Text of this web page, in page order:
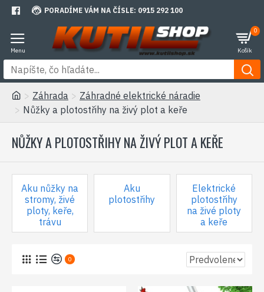
PORADÍME VÁM NA ČÍSLE: 0915 292 100
0
Záhrada
Záhradné elektrické náradie
Nůžky a plotostřihy na živý plot a keře
NŮŽKY A PLOTOSTŘIHY NA ŽIVÝ PLOT A KEŘE
Aku nůžky na
stromy, živé
ploty, keře,
trávu
Aku
plotostřihy
Elektrické
plotostřihy
na živé ploty
a keře
0